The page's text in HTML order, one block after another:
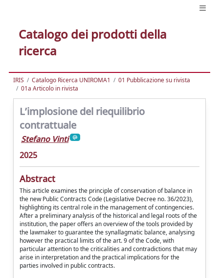
Catalogo dei prodotti della
ricerca
IRIS Catalogo Ricerca UNIROMA1
01 Pubblicazione su rivista
01a Articolo in rivista
L’implosione del riequilibrio
contrattuale
Stefano Vinti
2025
Abstract
This article examines the principle of conservation of balance in
the new Public Contracts Code (Legislative Decree no. 36/2023),
highlighting its central role in the management of contingencies.
After a preliminary analysis of the historical and legal roots of the
institution, the paper offers an overview of the tools provided by
the lawmaker to guarantee the synallagmatic balance, analysing
however the practical limits of the art. 9 of the Code, with
particular attention to the criticalities and contradictions that may
arise in interpretation and the practical implications for the
parties involved in public contracts.